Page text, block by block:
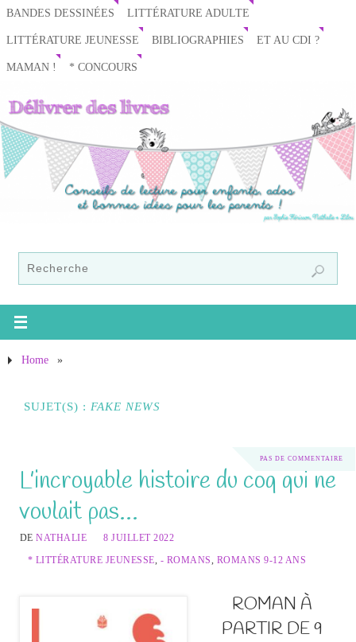
BANDES DESSINÉES LITTÉRATURE ADULTE
LITTÉRATURE JEUNESSE BIBLIOGRAPHIES ET AU CDI ?
MAMAN ! * CONCOURS
Home »
SUJET(S) : FAKE NEWS
PAS DE COMMENTAIRE
L’incroyable histoire du coq qui ne
voulait pas…
DENATHALIE
8 JUILLET 2022
* LITTÉRATURE JEUNESSE, - ROMANS, ROMANS 9-12 ANS
ROMAN À
PARTIR DE 9